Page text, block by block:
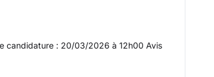
candidature : 20/03/2026 à 12h00 Avis